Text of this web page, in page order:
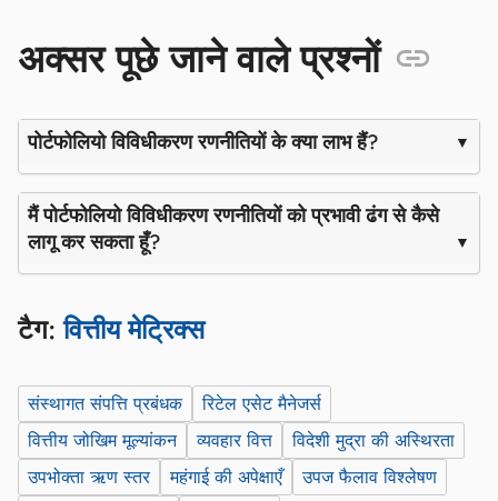
अक्सर पूछे जाने वाले प्रश्नों
पोर्टफोलियो विविधीकरण रणनीतियों के क्या लाभ हैं?
मैं पोर्टफोलियो विविधीकरण रणनीतियों को प्रभावी ढंग से कैसे
लागू कर सकता हूँ?
टैग:वित्तीय मेट्रिक्स
संस्थागत संपत्ति प्रबंधक
रिटेल एसेट मैनेजर्स
वित्तीय जोखिम मूल्यांकन
व्यवहार वित्त
विदेशी मुद्रा की अस्थिरता
उपभोक्ता ऋण स्तर
महंगाई की अपेक्षाएँ
उपज फैलाव विश्लेषण